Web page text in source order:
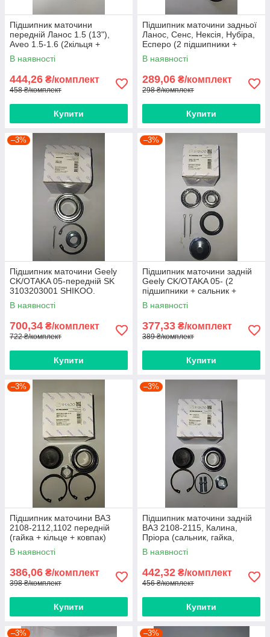
Підшипник маточини
передній Ланос 1.5 (13"),
Aveo 1.5-1.6 (2кільця +
шплинт) КОРЕЯ, SHIKOO
В наявності
444,26 ₴/комплект
458 ₴/комплект
Купити
Підшипник маточини задньої
Ланос, Сенс, Нексія, Нубіра,
Есперо (2 підшипники +
сальник + шплінт) Корея,
SHIKOO
В наявності
289,06 ₴/комплект
298 ₴/комплект
Купити
–3%
Підшипник маточини Geely
CK/OTAKA 05-передній SK
3103203001 SHIKOO.
В наявності
700,34 ₴/комплект
722 ₴/комплект
Купити
–3%
Підшипник маточини задній
Geely CK/OTAKA 05- (2
підшипники + сальник +
шплінт + ковпак) SHIKOO
В наявності
377,33 ₴/комплект
389 ₴/комплект
Купити
–3%
Підшипник маточини ВАЗ
2108-2112,1102 передній
(гайка + кільце + ковпак)
2108-3103020 SHIKOO
В наявності
386,06 ₴/комплект
398 ₴/комплект
Купити
–3%
Підшипник маточини задній
ВАЗ 2108-2115, Калина,
Пріора (сальник, гайка,
кільце, штифт, ковпак)
SHIKOO
В наявності
442,32 ₴/комплект
456 ₴/комплект
Купити
–3% –3%